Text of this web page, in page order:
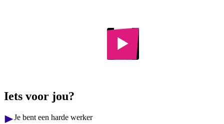
Iets voor jou?
Je bent een harde werker